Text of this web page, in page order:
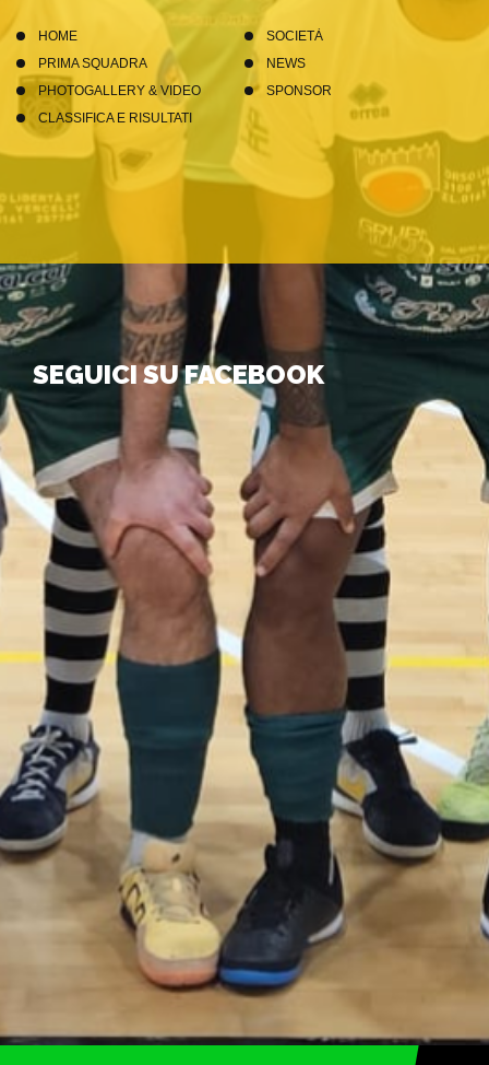
HOME
SOCIETÀ
PRIMA SQUADRA
NEWS
PHOTOGALLERY & VIDEO
SPONSOR
CLASSIFICA E RISULTATI
SEGUICI SU FACEBOOK